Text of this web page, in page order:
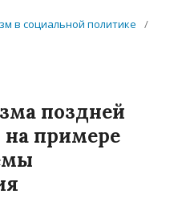
в социальной политике
/
поздней
на примере